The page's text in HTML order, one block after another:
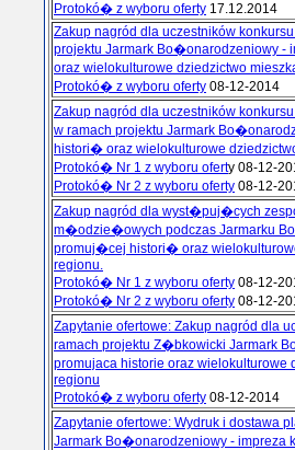
Protokó� z wyboru oferty 17.12.2014
Zakup nagród dla uczestników
projektu Jarmark Bo�onarodzeniowy
oraz wielokulturowe dziedzictwo
Protokó� z wyboru oferty 08-12-2014
Zakup nagród dla uczestników
w ramach projektu Jarmark
histori� oraz wielokulturowe
Protokó� Nr 1 z wyboru oferty 08-12-
Protokó� Nr 2 z wyboru oferty 08-12-
Zakup nagród dla wyst�puj�cych
m�odzie�owych podczas Jarmarku
promuj�cej histori� oraz
regionu.
Protokó� Nr 1 z wyboru oferty 08-12-
Protokó� Nr 2 z wyboru oferty 08-12-
Zapytanie ofertowe: Zakup nagród dla
ramach projektu Z�bkowicki Jarmark
promujaca historie oraz wielokulturowe
regionu
Protokó� z wyboru oferty 08-12-2014
Zapytanie ofertowe: Wydruk i dostawa
Jarmark Bo�onarodzeniowy - impreza